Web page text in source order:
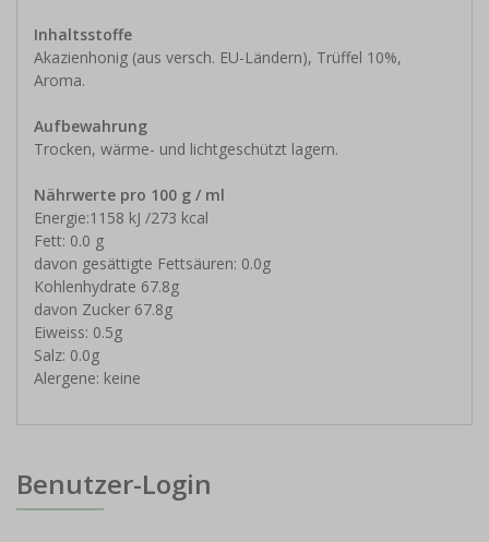
Inhaltsstoffe
Akazienhonig (aus versch. EU-Ländern), Trüffel 10%,
Aroma.
Aufbewahrung
Trocken, wärme- und lichtgeschützt lagern.
Nährwerte pro 100 g / ml
Energie:1158 kJ /273 kcal
Fett: 0.0 g
davon gesättigte Fettsäuren: 0.0g
Kohlenhydrate 67.8g
davon Zucker 67.8g
Eiweiss: 0.5g
Salz: 0.0g
Alergene: keine
Benutzer-Login